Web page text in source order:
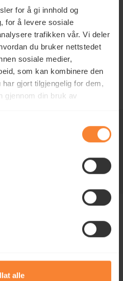
for å gi innhold og
for å levere sosiale
trafikken vår. Vi deler
du bruker nettstedet
sosiale medier,
som kan kombinere den
gjort tilgjengelig for dem,
gjennom din bruk av
alle